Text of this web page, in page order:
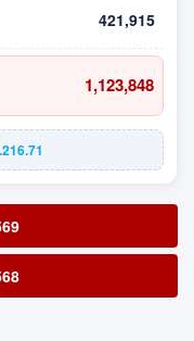
421,915
1,123,848